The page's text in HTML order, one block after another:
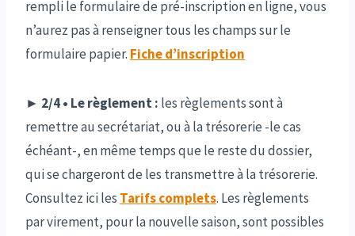
rempli le formulaire de pré-inscription en ligne, vous
n’aurez pas à renseigner tous les champs sur le
formulaire papier. Fiche d’inscription
► 2/4 • Le règlement : les règlements sont à
remettre au secrétariat, ou à la trésorerie -le cas
échéant-, en même temps que le reste du dossier,
qui se chargeront de les transmettre à la trésorerie.
Consultez ici les Tarifs complets. Les règlements
par virement, pour la nouvelle saison, sont possibles